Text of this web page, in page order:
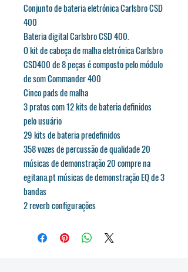
Conjunto de bateria eletrónica Carlsbro CSD
400
Bateria digital Carlsbro CSD 400.
O kit de cabeça de malha eletrónica Carlsbro
CSD400 de 8 peças é composto pelo módulo
de som Commander 400
Cinco pads de malha
3 pratos com 12 kits de bateria definidos
pelo usuário
29 kits de bateria predefinidos
358 vozes de percussão de qualidade 20
músicas de demonstração 20 compre na
egitana.pt músicas de demonstração EQ de 3
bandas
2 reverb configurações